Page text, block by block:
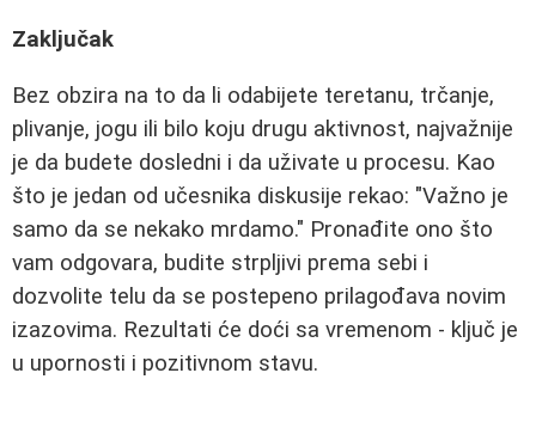
Zaključak
Bez obzira na to da li odabijete teretanu, trčanje,
plivanje, jogu ili bilo koju drugu aktivnost, najvažnije
je da budete dosledni i da uživate u procesu. Kao
što je jedan od učesnika diskusije rekao: "Važno je
samo da se nekako mrdamo." Pronađite ono što
vam odgovara, budite strpljivi prema sebi i
dozvolite telu da se postepeno prilagođava novim
izazovima. Rezultati će doći sa vremenom - ključ je
u upornosti i pozitivnom stavu.